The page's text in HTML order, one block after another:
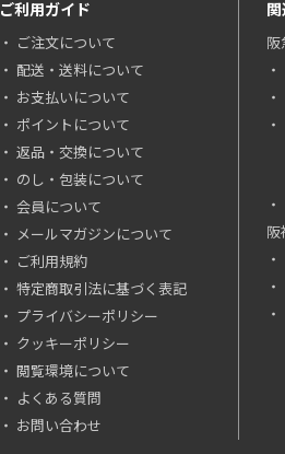
ご利用ガイド
ご注文について
配送・送料について
お支払いについて
ポイントについて
返品・交換について
のし・包装について
会員について
メールマガジンについて
ご利用規約
特定商取引法に基づく表記
プライバシーポリシー
クッキーポリシー
閲覧環境について
よくある質問
お問い合わせ
阪
阪